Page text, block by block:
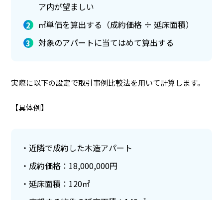
ア内が望ましい
㎡単価を算出する（成約価格 ÷ 延床面積）
対象のアパートに当てはめて算出する
実際に以下の設定で取引事例比較法を用いて計算します。
【具体例】
近隣で成約した木造アパート
成約価格：18,000,000円
延床面積：120㎡